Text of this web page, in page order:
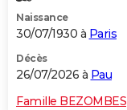
Naissance
30/07/1930 à Paris
Décès
26/07/2026 à Pau
Famille BEZOMBES